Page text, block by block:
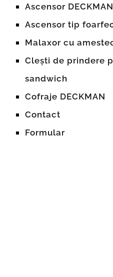
Ascensor DECKMAN
Ascensor tip
Malaxor cu
Clești de prindere
sandwich
Cofraje DECKMAN
Contact
Formular